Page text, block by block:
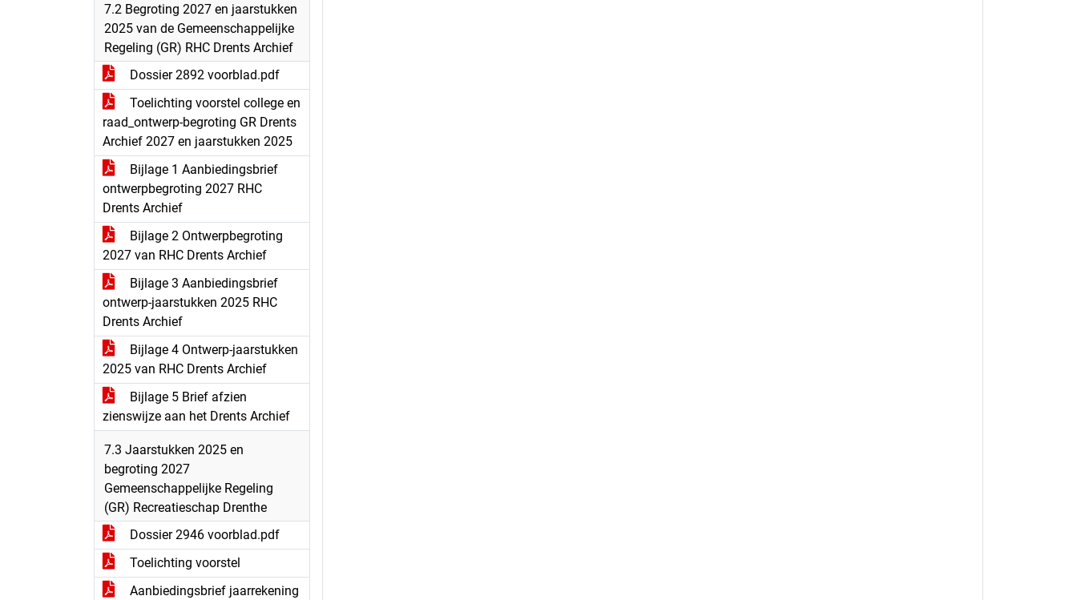
7.2 Begroting 2027 en jaarstukken
2025 van de Gemeenschappelijke
Regeling (GR) RHC Drents Archief
Dossier 2892 voorblad.pdf
Toelichting voorstel college en
raad_ontwerp-begroting GR Drents
Archief 2027 en jaarstukken 2025
Bijlage 1 Aanbiedingsbrief
ontwerpbegroting 2027 RHC
Drents Archief
Bijlage 2 Ontwerpbegroting
2027 van RHC Drents Archief
Bijlage 3 Aanbiedingsbrief
ontwerp-jaarstukken 2025 RHC
Drents Archief
Bijlage 4 Ontwerp-jaarstukken
2025 van RHC Drents Archief
Bijlage 5 Brief afzien
zienswijze aan het Drents Archief
7.3 Jaarstukken 2025 en
begroting 2027
Gemeenschappelijke Regeling
(GR) Recreatieschap Drenthe
Dossier 2946 voorblad.pdf
Toelichting voorstel
Aanbiedingsbrief jaarrekening